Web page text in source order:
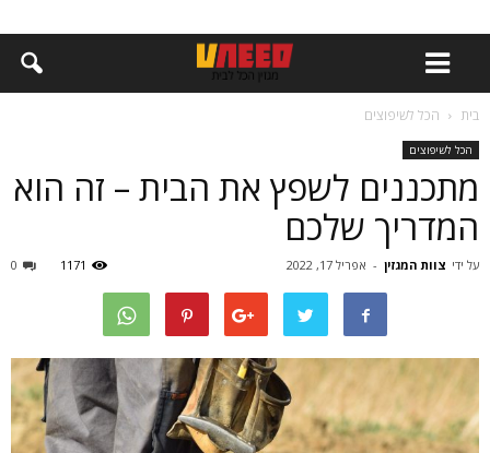
בית הכל לשיפוצים
הכל לשיפוצים
מתכננים לשפץ את הבית – זה הוא
המדריך שלכם
על ידי צוות המגזין - אפריל 17, 2022 0 1171